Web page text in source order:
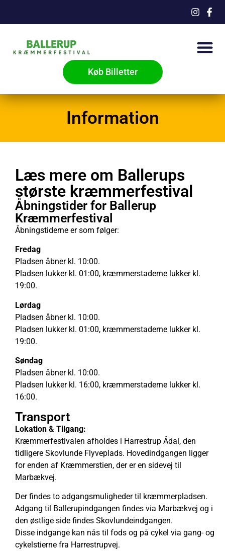
Køb Billetter
Information
Læs mere om Ballerups
største kræmmerfestival
Åbningstider for Ballerup
Kræmmerfestival
Åbningstiderne er som følger:
Fredag
Pladsen åbner kl. 10:00.
Pladsen lukker kl. 01:00, kræmmerstaderne lukker kl.
19:00.
Lørdag
Pladsen åbner kl. 10:00.
Pladsen lukker kl. 01:00, kræmmerstaderne lukker kl.
19:00.
Søndag
Pladsen åbner kl. 10:00.
Pladsen lukker kl. 16:00, kræmmerstaderne lukker kl.
16:00.
Transport
Lokation & Tilgang:
Kræmmerfestivalen afholdes i Harrestrup Ådal, den
tidligere Skovlunde Flyveplads. Hovedindgangen ligger
for enden af Kræmmerstien, der er en sidevej til
Marbækvej.
Der findes to adgangsmuligheder til kræmmerpladsen.
Adgang til Ballerupindgangen findes via Marbækvej og i
den østlige side findes Skovlundeindgangen.
Disse indgange kan nås til fods og på cykel via gang- og
cykelstierne fra Harrestrupvej.